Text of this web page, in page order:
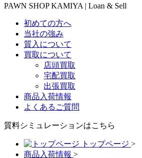
PAWN SHOP KAMIYA | Loan & Sell
初めての方へ
当社の強み
質入について
買取について
店頭買取
宅配買取
出張買取
商品入荷情報
よくあるご質問
質料シミュレーションはこちら
トップページ >
商品入荷情報 >